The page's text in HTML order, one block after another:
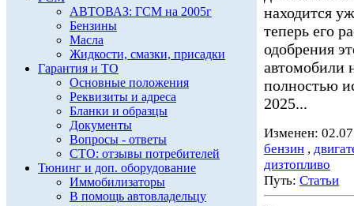
АВТОВАЗ: ГСМ на 2005г
Бензины
Масла
Жидкости, смазки, присадки
Гарантия и ТО
Основные положения
Реквизиты и адреса
Бланки и образцы
Документы
Вопросы - ответы
СТО: отзывы потребителей
Тюнинг и доп. оборудование
Иммобилизаторы
В помощь автовладельцу
находится
теперь его
одобрения
автомобили
полностью
2025...
Изменен:
бензин ,
дизтопливо
Путь: Статьи